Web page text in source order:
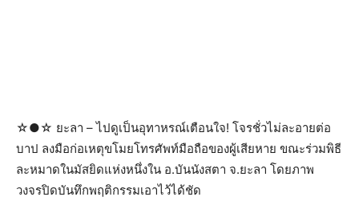
☆●☆ ยะลา – ไปดูเป็นอุทาหรณ์เตือนใจ! โจรชั่วไม่ละอายต่อ
บาป ลงมือก่อเหตุขโมยโทรศัพท์มือถือของผู้เสียหาย ขณะร่วมพิธี
ละหมาดในมัสยิดแห่งหนึ่งใน อ.บันนังสตา จ.ยะลา โดยภาพ
วงจรปิดบันทึกพฤติกรรมเอาไว้ได้ชัด